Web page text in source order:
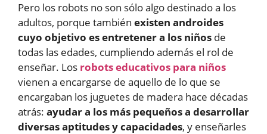
Pero los robots no son sólo algo destinado a los
adultos, porque también existen androides
cuyo objetivo es entretener a los niños de
todas las edades, cumpliendo además el rol de
enseñar. Los robots educativos para niños
vienen a encargarse de aquello de lo que se
encargaban los juguetes de madera hace décadas
atrás: ayudar a los más pequeños a desarrollar
diversas aptitudes y capacidades, y enseñarles